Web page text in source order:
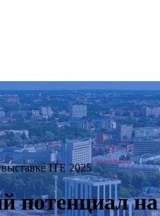
ITE 2025
потенциал